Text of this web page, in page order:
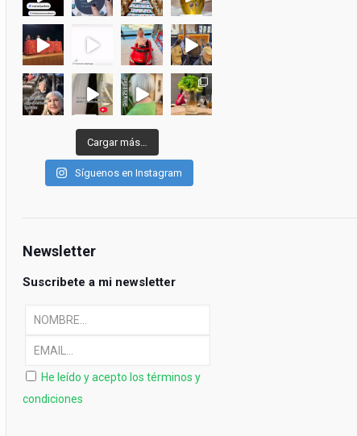
Cargar más…
Síguenos en Instagram
Newsletter
Suscribete a mi newsletter
He leído y acepto los términos y
condiciones